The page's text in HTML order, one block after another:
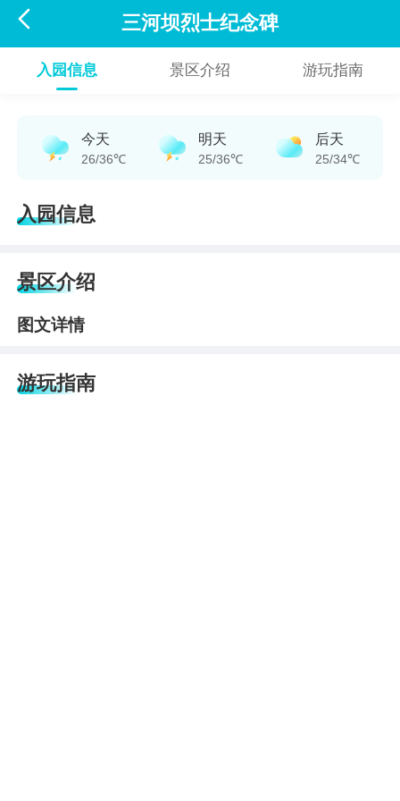
 三河坝烈士纪念碑
入园信息 景区介绍 游玩指南
今天
26/36℃
明天
25/36℃
后天
25/34℃
入园信息
景区介绍
图文详情
游玩指南